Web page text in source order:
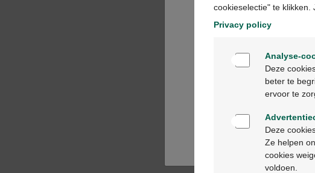
cookieselectie" te klikken.
Privacy policy
Analyse-
Deze
beter te
ervoor te
Deze
Ze helpen
cookies
voldoen.